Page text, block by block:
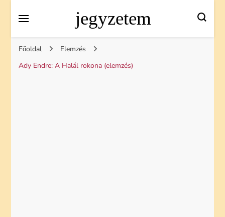
jegyzetem
Főoldal
Elemzés
Ady Endre: A Halál rokona (elemzés)